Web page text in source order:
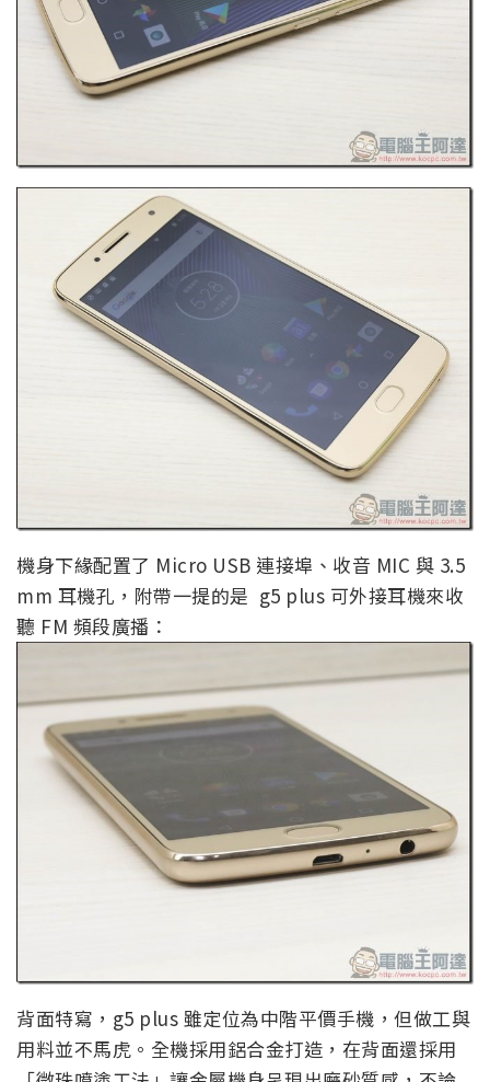
機身下緣配置了 Micro USB 連接埠、收音 MIC 與 3.5
mm 耳機孔，附帶一提的是 g5 plus 可外接耳機來收
聽 FM 頻段廣播：
背面特寫，g5 plus 雖定位為中階平價手機，但做工與
用料並不馬虎。全機採用鋁合金打造，在背面還採用